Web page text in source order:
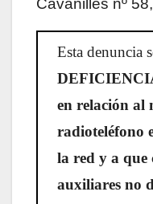
Esta denuncia
en relación al
radioteléfono
la red y a que
auxiliares no